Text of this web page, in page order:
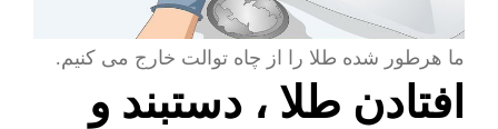
ما هرطور شده طلا را از چاه توالت خارج می کنیم.
افتادن طلا ، دستبند و